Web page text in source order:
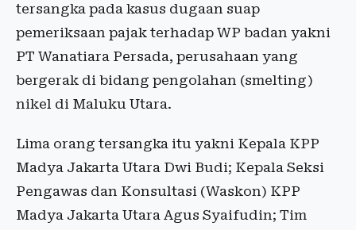
tersangka pada kasus dugaan suap
pemeriksaan pajak terhadap WP badan yakni
PT Wanatiara Persada, perusahaan yang
bergerak di bidang pengolahan (smelting)
nikel di Maluku Utara.
Lima orang tersangka itu yakni Kepala KPP
Madya Jakarta Utara Dwi Budi; Kepala Seksi
Pengawas dan Konsultasi (Waskon) KPP
Madya Jakarta Utara Agus Syaifudin; Tim